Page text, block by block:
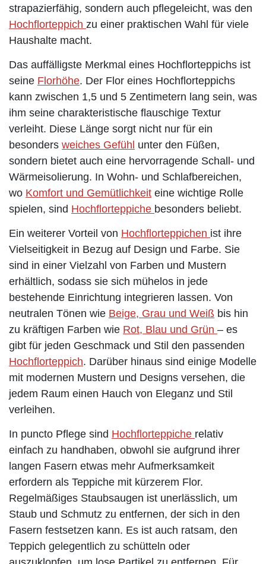
strapazierfähig, sondern auch pflegeleicht, was den
Hochflorteppich zu einer praktischen Wahl für viele
Haushalte macht.
Das auffälligste Merkmal eines Hochflorteppichs ist
seine Florhöhe. Der Flor eines Hochflorteppichs
kann zwischen 1,5 und 5 Zentimetern lang sein, was
ihm seine charakteristische flauschige Textur
verleiht. Diese Länge sorgt nicht nur für ein
besonders weiches Gefühl unter den Füßen,
sondern bietet auch eine hervorragende Schall- und
Wärmeisolierung. In Wohn- und Schlafbereichen,
wo Komfort und Gemütlichkeit eine wichtige Rolle
spielen, sind Hochflorteppiche besonders beliebt.
Ein weiterer Vorteil von Hochflorteppichen ist ihre
Vielseitigkeit in Bezug auf Design und Farbe. Sie
sind in einer Vielzahl von Farben und Mustern
erhältlich, sodass sie sich mühelos in jede
bestehende Einrichtung integrieren lassen. Von
neutralen Tönen wie Beige, Grau und Weiß bis hin
zu kräftigen Farben wie Rot, Blau und Grün – es
gibt für jeden Geschmack und Stil den passenden
Hochflorteppich. Darüber hinaus sind einige Modelle
mit modernen Mustern und Designs versehen, die
jedem Raum einen Hauch von Eleganz und Stil
verleihen.
In puncto Pflege sind Hochflorteppiche relativ
einfach zu handhaben, obwohl sie aufgrund ihrer
langen Fasern etwas mehr Aufmerksamkeit
erfordern als Teppiche mit kürzerem Flor.
Regelmäßiges Staubsaugen ist unerlässlich, um
Staub und Schmutz zu entfernen, der sich in den
Fasern festsetzen kann. Es ist auch ratsam, den
Teppich gelegentlich zu schütteln oder